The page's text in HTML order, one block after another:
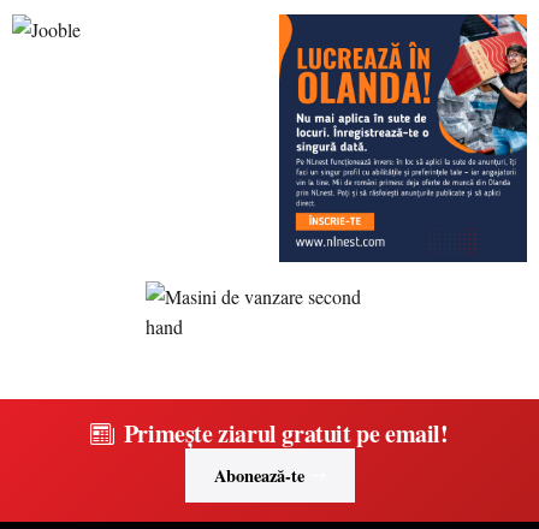
Primește ziarul gratuit pe email!
Abonează-te